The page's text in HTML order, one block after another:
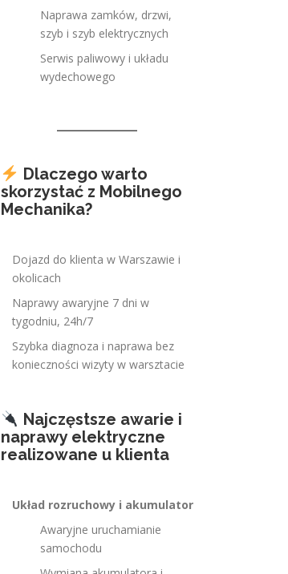
Naprawa zamków, drzwi,
szyb i szyb elektrycznych
Serwis paliwowy i układu
wydechowego
Dlaczego warto
skorzystać z Mobilnego
Mechanika?
Dojazd do klienta w Warszawie i
okolicach
Naprawy awaryjne 7 dni w
tygodniu, 24h/7
Szybka diagnoza i naprawa bez
konieczności wizyty w warsztacie
Najczęstsze awarie i
naprawy elektryczne
realizowane u klienta
Układ rozruchowy i akumulator
Awaryjne uruchamianie
samochodu